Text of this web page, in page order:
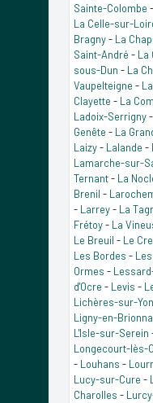
Sainte-Colombe -
La Celle-sur-
Bragny- La
Saint-André - La
sous-Dun - La
Vaupelteigne -
Clayette - La
Ladoix-Serrigny-
Genête - La
Laizy- Lalande -
Lamarche-sur-
Ternant- La
Brenil -
- Larrey- La
Frétoy- La
Le Breuil - Le
Les Bordes -
Ormes -
d'Ocre - Levis -
Lichères-sur-
Ligny-en-
L'Isle-sur-Serein
Longecourt-lès-
- Louhans -
Lucy-sur-Cure -
Charolles -